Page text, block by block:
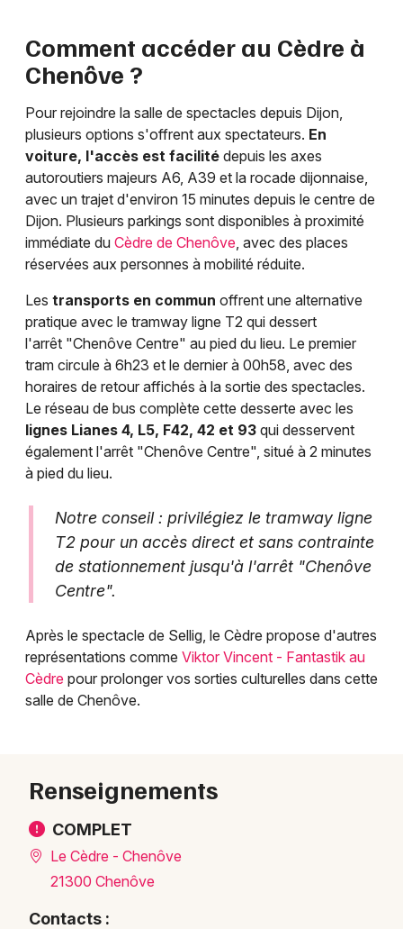
Comment accéder au Cèdre à
Chenôve ?
Pour rejoindre la salle de spectacles depuis Dijon,
plusieurs options s'offrent aux spectateurs. En
voiture, l'accès est facilité depuis les axes
autoroutiers majeurs A6, A39 et la rocade dijonnaise,
avec un trajet d'environ 15 minutes depuis le centre de
Dijon. Plusieurs parkings sont disponibles à proximité
immédiate du Cèdre de Chenôve, avec des places
réservées aux personnes à mobilité réduite.
Les transports en commun offrent une alternative
pratique avec le tramway ligne T2 qui dessert
l'arrêt "Chenôve Centre" au pied du lieu. Le premier
tram circule à 6h23 et le dernier à 00h58, avec des
horaires de retour affichés à la sortie des spectacles.
Le réseau de bus complète cette desserte avec les
lignes Lianes 4, L5, F42, 42 et 93 qui desservent
également l'arrêt "Chenôve Centre", situé à 2 minutes
à pied du lieu.
Notre conseil : privilégiez le tramway ligne
T2 pour un accès direct et sans contrainte
de stationnement jusqu'à l'arrêt "Chenôve
Centre".
Après le spectacle de Sellig, le Cèdre propose d'autres
représentations comme Viktor Vincent - Fantastik au
Cèdre pour prolonger vos sorties culturelles dans cette
salle de Chenôve.
Renseignements
COMPLET
Le Cèdre - Chenôve
21300 Chenôve
Contacts :